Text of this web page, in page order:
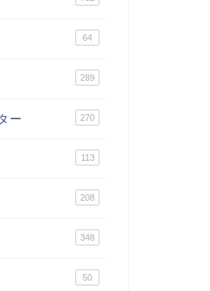
64
289
ー 270
113
208
348
50